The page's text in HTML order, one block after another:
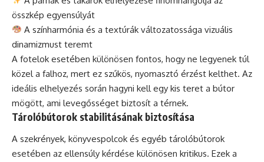
összkép egyensúlyát
A színharmónia és a textúrák változatossága vizuális
dinamizmust teremt
A fotelok esetében különösen fontos, hogy ne legyenek túl
közel a falhoz, mert ez szűkös, nyomasztó érzést kelthet. Az
ideális elhelyezés során hagyni kell egy kis teret a bútor
mögött, ami levegősséget biztosít a térnek.
Tárolóbútorok stabilitásának biztosítása
A szekrények, könyvespolcok és egyéb tárolóbútorok
esetében az ellensúly kérdése különösen kritikus. Ezek a